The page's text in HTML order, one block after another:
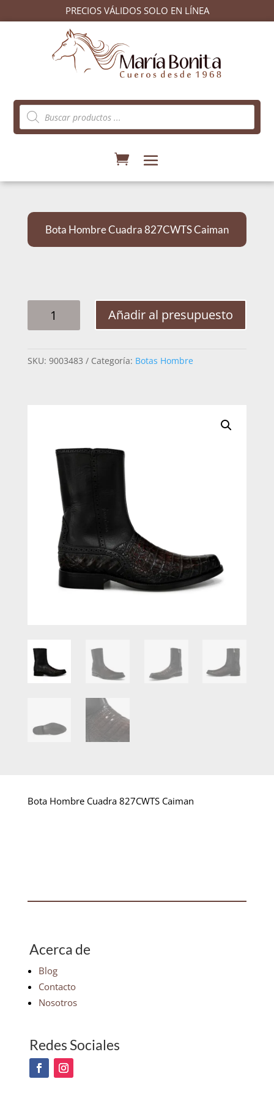
PRECIOS VÁLIDOS SOLO EN LÍNEA
Búsqueda
de
productos
Bota Hombre Cuadra 827CWTS Caiman
HOMBRE
CAIMAN
Añadir al presupuesto
SKU: 9003483 Categoría: Botas Hombre
Bota Hombre Cuadra 827CWTS Caiman
Acerca de
Blog
Contacto
Nosotros
Redes Sociales